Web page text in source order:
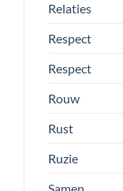
Relaties
Respect
Respect
Rouw
Rust
Ruzie